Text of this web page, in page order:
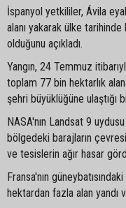
İspanyol yetkililer, Ávila
alanı yakarak ülke
olduğunu açıkladı.
Yangın, 24 Temmuz
toplam 77 bin hektarlık
şehri büyüklüğüne ulaştığı
NASA'nın Landsat 9
bölgedeki barajların
ve tesislerin ağır hasar
Fransa'nın
hektardan fazla alan